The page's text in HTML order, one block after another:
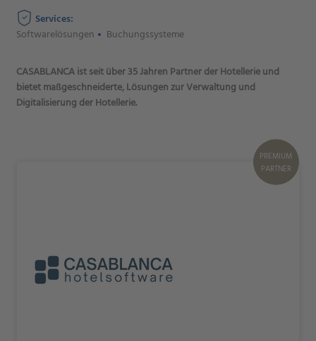
PREMIUM
PARTNER
Services:
Softwarelösungen
Buchungssysteme
CASABLANCA ist seit über 35 Jahren Partner der Hotellerie und
bietet maßgeschneiderte, Lösungen zur Verwaltung und
Digitalisierung der Hotellerie.